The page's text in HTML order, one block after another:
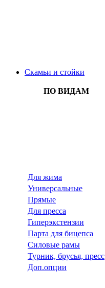
Скамьи и стойки
ПО ВИДАМ
Для жима
Универсальные
Прямые
Для пресса
Гиперэкстензии
Парта для бицепса
Силовые рамы
Турник, брусья, пресс
Доп.опции